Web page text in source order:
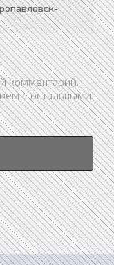
комментарий.
с остальными.